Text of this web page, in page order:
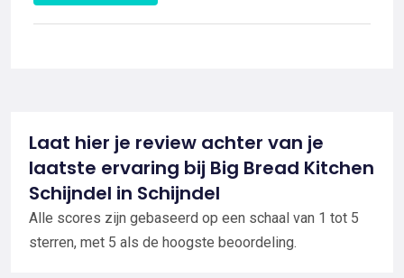
Laat hier je review achter van je
laatste ervaring bij Big Bread Kitchen
Schijndel in Schijndel
Alle scores zijn gebaseerd op een schaal van 1 tot 5
sterren, met 5 als de hoogste beoordeling.